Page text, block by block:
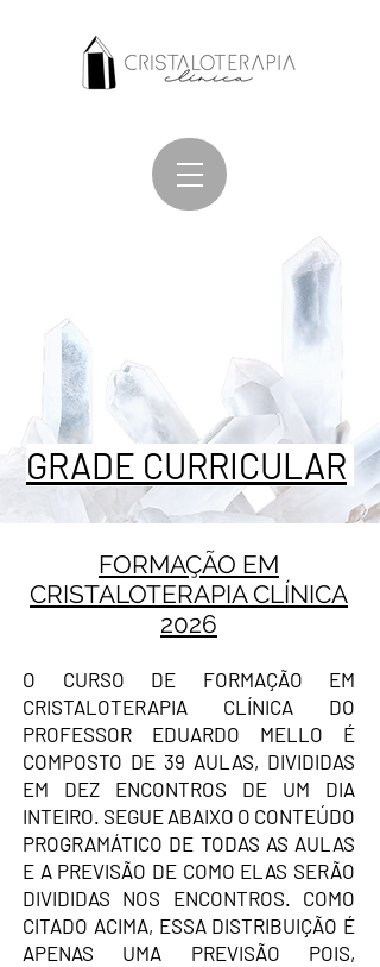
GRADE CURRICULAR
FORMAÇÃO EM
CRISTALOTERAPIA CLÍNICA
2026
O CURSO DE FORMAÇÃO EM
CRISTALOTERAPIA CLÍNICA DO
PROFESSOR EDUARDO MELLO É
COMPOSTO DE 39 AULAS, DIVIDIDAS
EM DEZ ENCONTROS DE UM DIA
INTEIRO. SEGUE ABAIXO O CONTEÚDO
PROGRAMÁTICO DE TODAS AS AULAS
E A PREVISÃO DE COMO ELAS SERÃO
DIVIDIDAS NOS ENCONTROS. COMO
CITADO ACIMA, ESSA DISTRIBUIÇÃO É
APENAS UMA PREVISÃO POIS,